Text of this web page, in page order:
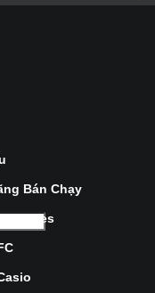
Bán Chạy